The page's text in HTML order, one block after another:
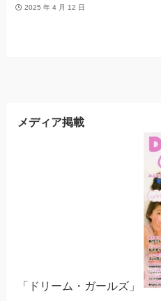
2025 年 4 月 12 日
メディア掲載
「ドリーム・ガールズ」